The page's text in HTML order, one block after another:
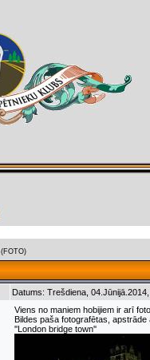
(FOTO)
Datums: Trešdiena,
Viens no maniem hobijiem ir arī
Bildes paša fotografētas, apstrāde
''London bridge town''